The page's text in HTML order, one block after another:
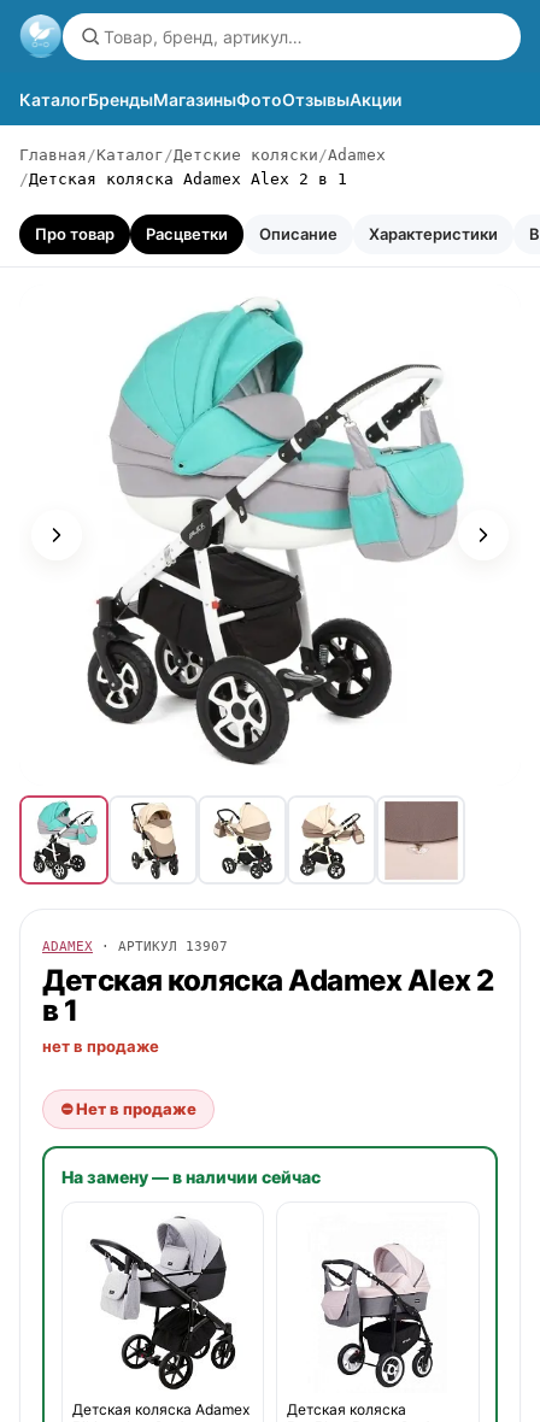
КаталогБрендыМагазиныФотоОтзывыАкции
Главная Каталог Детские коляски Adamex
Детская коляска Adamex Alex 2 в 1
Про товар Расцветки Описание Характеристики
ADAMEX · АРТИКУЛ 13907
Детская коляскаAdamexAlex 2
в 1
нет в продаже
⛔ Нет в продаже
На замену — в наличии сейчас
Детская коляска Adamex
Детская коляска